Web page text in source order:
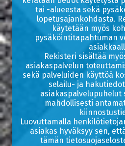
tai -alueesta sekä
lopetusajankohdasta.
käytetään myös
pysäköintitapahtuman
Rekisteri sisältää
asiakaspalvelun
sekä palveluiden käyttöä
selailu- ja
asiakaspalvelupuhelut
mahdollisesti
Luovuttamalla
asiakas hyväksyy sen,
tämän